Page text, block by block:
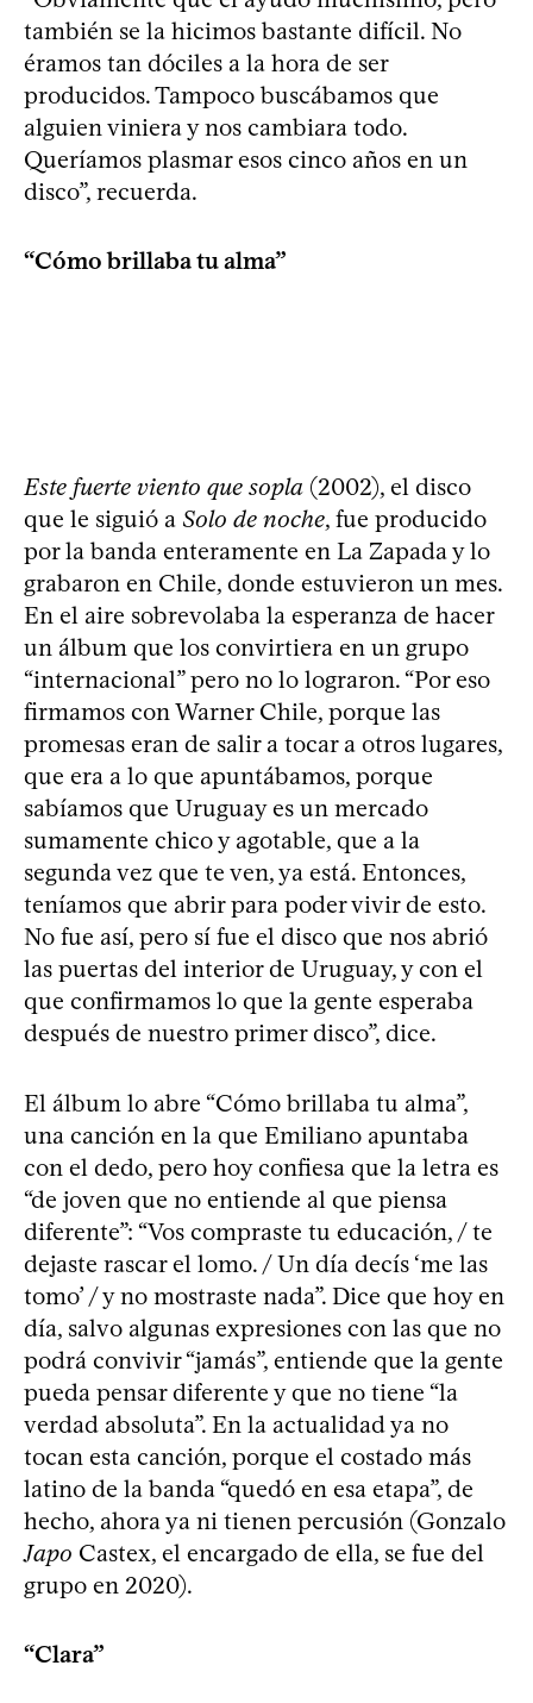
también se la hicimos bastante difícil. No
éramos tan dóciles a la hora de ser
producidos. Tampoco buscábamos que
alguien viniera y nos cambiara todo.
Queríamos plasmar esos cinco años en un
disco”, recuerda.
“Cómo brillaba tu alma”
Este fuerte viento que sopla (2002), el disco
que le siguió a Solo de noche, fue producido
por la banda enteramente en La Zapada y lo
grabaron en Chile, donde estuvieron un mes.
En el aire sobrevolaba la esperanza de hacer
un álbum que los convirtiera en un grupo
“internacional” pero no lo lograron. “Por eso
firmamos con Warner Chile, porque las
promesas eran de salir a tocar a otros lugares,
que era a lo que apuntábamos, porque
sabíamos que Uruguay es un mercado
sumamente chico y agotable, que a la
segunda vez que te ven, ya está. Entonces,
teníamos que abrir para poder vivir de esto.
No fue así, pero sí fue el disco que nos abrió
las puertas del interior de Uruguay, y con el
que confirmamos lo que la gente esperaba
después de nuestro primer disco”, dice.
El álbum lo abre “Cómo brillaba tu alma”,
una canción en la que Emiliano apuntaba
con el dedo, pero hoy confiesa que la letra es
“de joven que no entiende al que piensa
diferente”: “Vos compraste tu educación, / te
dejaste rascar el lomo. / Un día decís ‘me las
tomo’ / y no mostraste nada”. Dice que hoy en
día, salvo algunas expresiones con las que no
podrá convivir “jamás”, entiende que la gente
pueda pensar diferente y que no tiene “la
verdad absoluta”. En la actualidad ya no
tocan esta canción, porque el costado más
latino de la banda “quedó en esa etapa”, de
hecho, ahora ya ni tienen percusión (Gonzalo
Japo Castex, el encargado de ella, se fue del
grupo en 2020).
“Clara”